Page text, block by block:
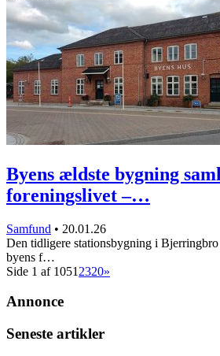
Byens ældste bygning
foreningslivet –…
Samfund • 20.01.26
Den tidligere stationsbygning i
byens f…
Side 1 af 1051 2320»
Annonce
Seneste artikler